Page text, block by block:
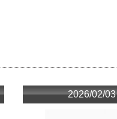
2026/02/03